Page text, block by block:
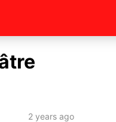
2 years ago